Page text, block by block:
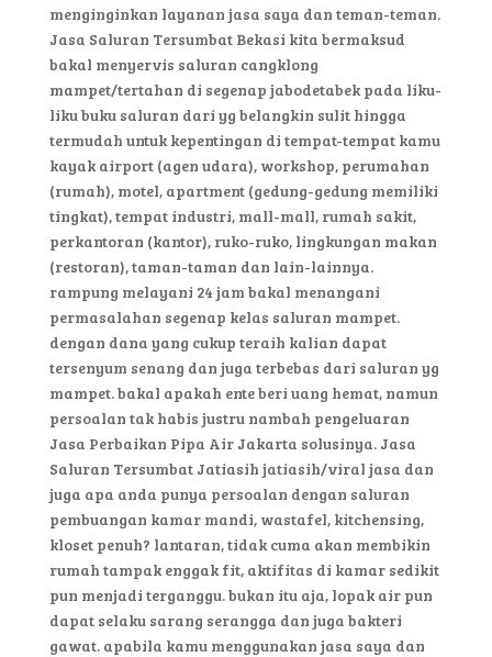
menginginkan layanan jasa saya dan teman-teman.
Jasa Saluran Tersumbat Bekasi kita bermaksud
bakal menyervis saluran cangklong
mampet/tertahan di segenap jabodetabek pada liku-
liku buku saluran dari yg belangkin sulit hingga
termudah untuk kepentingan di tempat-tempat kamu
kayak airport (agen udara), workshop, perumahan
(rumah), motel, apartment (gedung-gedung memiliki
tingkat), tempat industri, mall-mall, rumah sakit,
perkantoran (kantor), ruko-ruko, lingkungan makan
(restoran), taman-taman dan lain-lainnya.
rampung melayani 24 jam bakal menangani
permasalahan segenap kelas saluran mampet.
dengan dana yang cukup teraih kalian dapat
tersenyum senang dan juga terbebas dari saluran yg
mampet. bakal apakah ente beri uang hemat, namun
persoalan tak habis justru nambah pengeluaran
Jasa Perbaikan Pipa Air Jakarta solusinya. Jasa
Saluran Tersumbat Jatiasih jatiasih/viral jasa dan
juga apa anda punya persoalan dengan saluran
pembuangan kamar mandi, wastafel, kitchensing,
kloset penuh? lantaran, tidak cuma akan membikin
rumah tampak enggak fit, aktifitas di kamar sedikit
pun menjadi terganggu. bukan itu aja, lopak air pun
dapat selaku sarang serangga dan juga bakteri
gawat. apabila kamu menggunakan jasa saya dan